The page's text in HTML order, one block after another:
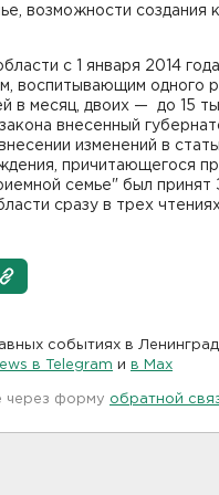
возможности создания
с 1 января 2014
воспитывающим одного
в месяц, двоих — до 15
внесенный
изменений в
причитающегося
семье" был принят
сразу в трех чтениях.
событиях в
в Telegram и в Maх
через форму обратной